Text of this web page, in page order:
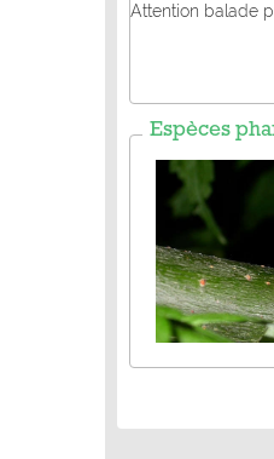
Attention balade
Espèces